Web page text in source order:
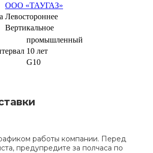
ООО «ТАУГАЗ»
Левостороннее
Вертикальное
промышленный
10 лет
G10
работы компании. Перед
предупредите за полчаса по